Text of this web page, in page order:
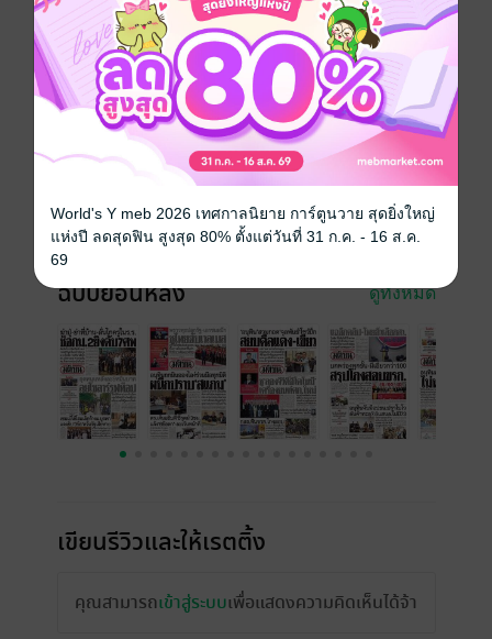
หนังสือพิมพ์มติชน วันพฤหัสบดีที่ 26 มิถุนายน พ.ศ.2568
ประเภทไฟล์ pdf
25 มิถุนายน 2568
16 หน้า
ราคาปก 10 บาท
ฉบับย้อนหลัง ดูทั้งหมด
เขียนรีวิวและให้เรตติ้ง
คุณสามารถเข้าสู่ระบบเพื่อแสดงความคิดเห็นได้จ้า
World's Y meb 2026 เทศกาลนิยาย การ์ตูนวาย สุดยิ่งใหญ่
แห่งปี ลดสุดฟิน สูงสุด 80% ตั้งแต่วันที่ 31 ก.ค. - 16 ส.ค.
69